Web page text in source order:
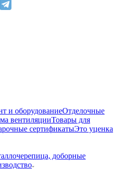
и оборудованиеОтделочные
вентиляцииТовары для
сертификатыЭто уценка
доборные